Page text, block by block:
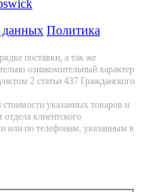
данных Политика
поставки, а так же
ознакомительный харaктер
2 стaтьи 437 Граждaнского
указанных товаров и
клиентского
или по телефонам, указанным в